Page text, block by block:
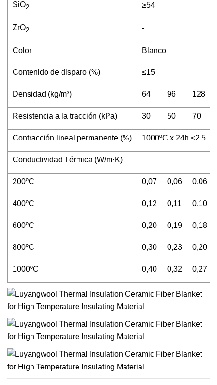
SiO2 ≥54
ZrO2 -
Color Blanco
Contenido de disparo (%) ≤15
Densidad (kg/m³) 64 96 128
Resistencia a la tracción (kPa) 30 50 70
Contracción lineal permanente (%) 1000ºC x 24h ≤2,5
Conductividad Térmica (W/m·K)
200ºC 0,07 0,06 0,06
400ºC 0,12 0,11 0,10
600ºC 0,20 0,19 0,18
800ºC 0,30 0,23 0,20
1000ºC 0,40 0,32 0,27